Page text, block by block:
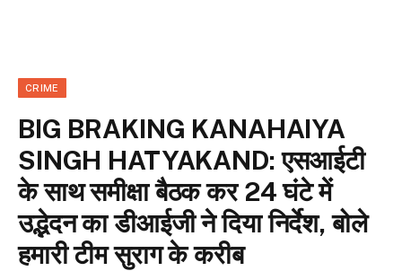
CRIME
BIG BRAKING KANAHAIYA
SINGH HATYAKAND: एसआईटी
के साथ समीक्षा बैठक कर 24 घंटे में
उद्भेदन का डीआईजी ने दिया निर्देश, बोले
हमारी टीम सुराग के करीब